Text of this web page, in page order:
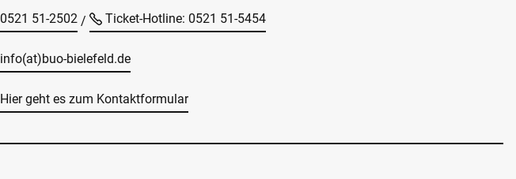
0521 51-2502 / Ticket-Hotline: 0521 51-5454
info(at)buo-bielefeld.de
Hier geht es zum Kontaktformular